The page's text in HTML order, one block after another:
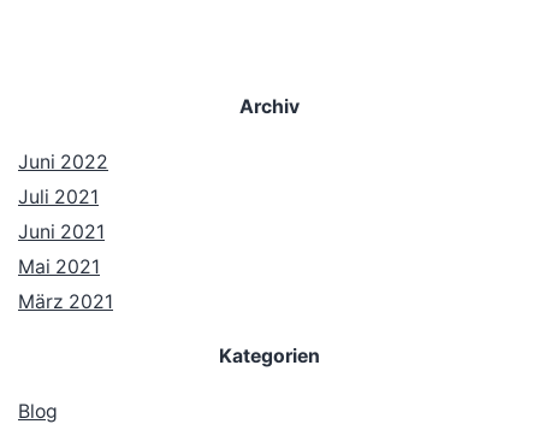
Archiv
Juni 2022
Juli 2021
Juni 2021
Mai 2021
März 2021
Kategorien
Blog